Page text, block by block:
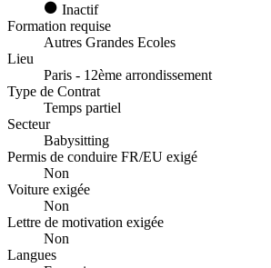
Inactif
Formation requise
Autres Grandes Ecoles
Lieu
Paris - 12ème arrondissement
Type de Contrat
Temps partiel
Secteur
Babysitting
Permis de conduire FR/EU exigé
Non
Voiture exigée
Non
Lettre de motivation exigée
Non
Langues